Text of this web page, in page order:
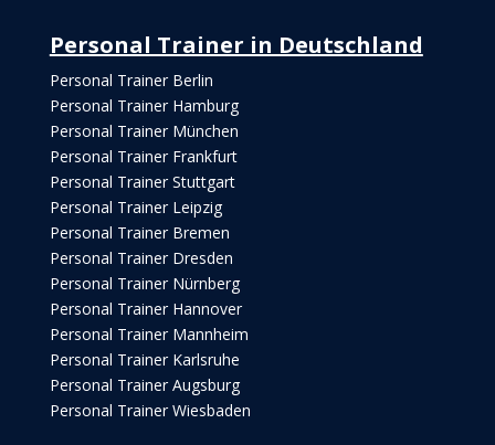
Personal Trainer in Deutschland
Personal Trainer Berlin
Personal Trainer Hamburg
Personal Trainer München
Personal Trainer Frankfurt
Personal Trainer Stuttgart
Personal Trainer Leipzig
Personal Trainer Bremen
Personal Trainer Dresden
Personal Trainer Nürnberg
Personal Trainer Hannover
Personal Trainer Mannheim
Personal Trainer Karlsruhe
Personal Trainer Augsburg
Personal Trainer Wiesbaden